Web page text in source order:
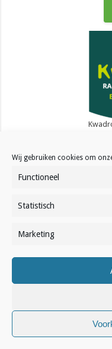
Wij gebruiken cookies om
Functioneel
Statistisch
Marketing
Contact
©
Algemene